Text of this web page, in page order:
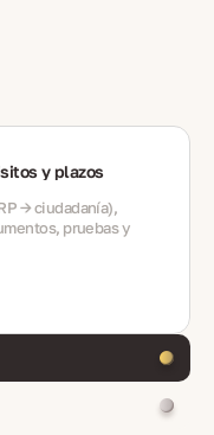
y plazos
→ ciudadanía),
pruebas y